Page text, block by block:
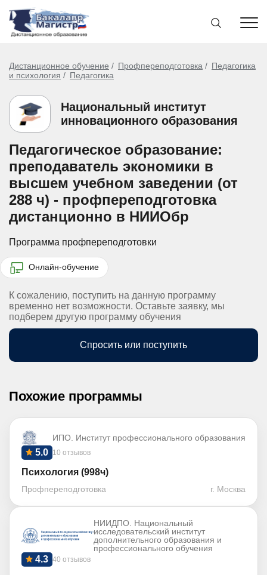
Дистанционное обучение Профпереподготовка
Педагогика
и психология
Педагогика
Национальный институт
инновационного образования
Педагогическое образование:
преподаватель экономики в
высшем учебном заведении (от
288 ч) - профпереподготовка
дистанционно в НИИОбр
Программа профпереподготовки
Онлайн-обучение
К сожалению, поступить на данную программу
временно нет возможности. Оставьте заявку, мы
подберем другую программу обучения
Спросить или поступить
Похожие программы
ИПО. Институт профессионального образования
10 отзывов
5.0
Психология (998ч)
Профпереподготовка г. Москва
НИИДПО. Национальный
исследовательский институт
дополнительного образования и
профессионального обучения
40 отзывов
4.3